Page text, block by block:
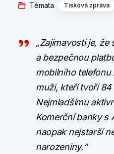
Témata Tisková zpráva
„Zajímavostí je,
a bezpečnou
mobilního telefonu
muži, kteří tvoří
Nejmladšímu
Komerční banky s
naopak nejstarší
narozeniny.“